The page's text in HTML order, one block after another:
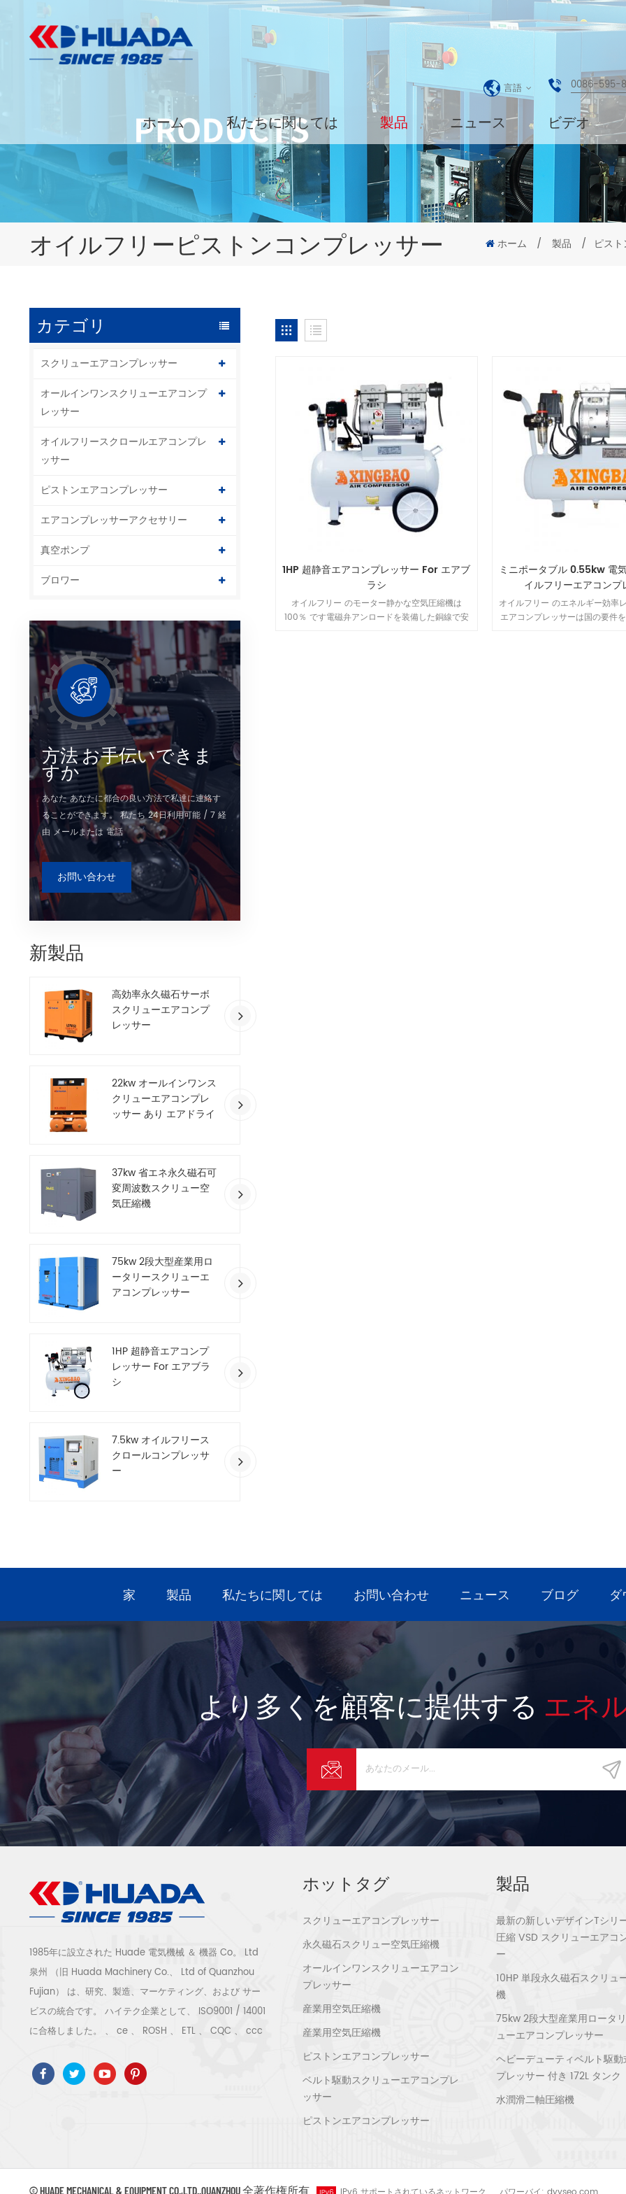
言語 0086-595-
ホーム 私たちに関しては 製品 ニュース ビデオ
オイルフリーピストンコンプレッサー ホーム / 製品 / ピス
カテゴリ
スクリューエアコンプレッサー
オールインワンスクリューエアコンプ
レッサー
オイルフリースクロールエアコンプレ
ッサー
ピストンエアコンプレッサー
エアコンプレッサーアクセサリー
真空ポンプ
ブロワー
方法 お手伝いできま
すか
あなた あなたに都合の良い方法で私達に連絡す
ることができます。 私たち 24日利用可能 / 7 経
由 メールまたは 電話
お問い合わせ
新製品
高効率永久磁石サーボ
スクリューエアコンプ
レッサー
22kw オールインワンス
クリューエアコンプレ
ッサー あり エアドライ
37kw 省エネ永久磁石可
変周波数スクリュー空
気圧縮機
75kw 2段大型産業用ロ
ータリースクリューエ
アコンプレッサー
1HP 超静音エアコンプ
レッサー For エアブラ
シ
7.5kw オイルフリース
クロールコンプレッサ
ー
1HP 超静音エアコンプレッサー For エアブ
ラシ
オイルフリー のモーター静かな空気圧縮機は
100％ です電磁弁アンロードを装備した銅線で安
ミニポータブル 0.55kw 電
イルフリーエアコンプ
オイルフリー のエネルギー効率
エアコンプレッサーは国の要件
家 製品 私たちに関しては お問い合わせ ニュース ブログ ダ
より多くを顧客に提供する エネ
1985年に設立された Huade 電気機械 ＆ 機器 Co。 Ltd
泉州 （旧 Huada Machinery Co.、 Ltd of Quanzhou
Fujian） は、研究、製造、マーケティング、および サー
ビスの統合です。 ハイテク企業として、 ISO9001 / 14001
に合格しました。 、 ce 、 ROSH 、 ETL 、 CQC 、 ccc
縮機のシステムと機器には、スクリュー式、遠心式、オイ
ルフリー、スクロール式、ピストン式、乾燥機、フィルタ
器、電気モーター、精密部品加工および機器への最も重要
な部品鋳造 組み立て さらに、当社は永久磁石サーボモー
ホットタグ
スクリューエアコンプレッサー
永久磁石スクリュー空気圧縮機
オールインワンスクリューエアコン
プレッサー
産業用空気圧縮機
産業用空気圧縮機
ピストンエアコンプレッサー
ベルト駆動スクリューエアコンプレ
ッサー
ピストンエアコンプレッサー
製品
最新の新しいデザインTシリ
圧縮 VSD スクリューエアコ
ー
10HP 単段永久磁石スクリュ
機
75kw 2段大型産業用ロータ
ューエアコンプレッサー
ヘビーデューティベルト駆
プレッサー 付き 172L タンク
水潤滑二軸圧縮機
© HUADE MECHANICAL & EQUIPMENT CO.,LTD..QUANZHOU 全著作権所有